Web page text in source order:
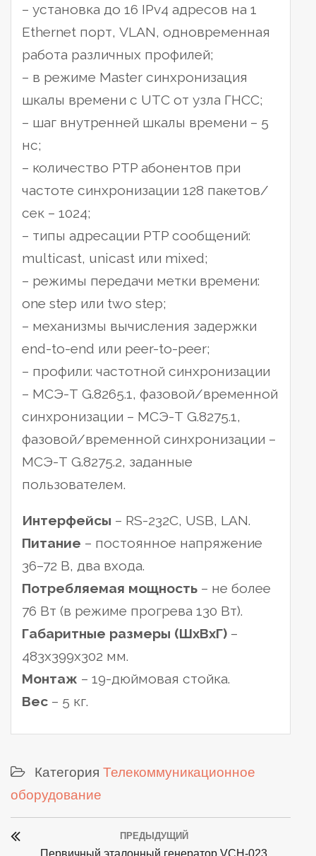
– установка до 16 IPv4 адресов на 1
Ethernet порт, VLAN, одновременная
работа различных профилей;
– в режиме Master синхронизация
шкалы времени с UTC от узла ГНСС;
– шаг внутренней шкалы времени – 5
нс;
– количество PTP абонентов при
частоте синхронизации 128 пакетов/
сек – 1024;
– типы адресации PTP сообщений:
multicast, unicast или mixed;
– режимы передачи метки времени:
one step или two step;
– механизмы вычисления задержки
end-to-end или peer-to-peer;
– профили: частотной синхронизации
– МСЭ-Т G.8265.1, фазовой/временной
синхронизации – МСЭ-Т G.8275.1,
фазовой/временной синхронизации –
МСЭ-Т G.8275.2, заданные
пользователем.
Интерфейсы – RS-232C, USB, LAN.
Питание – постоянное напряжение
36–72 В, два входа.
Потребляемая мощность – не более
76 Вт (в режиме прогрева 130 Вт).
Габаритные размеры (ШxВхГ) –
483х399х302 мм.
Монтаж – 19-дюймовая стойка.
Вес – 5 кг.
Категория Телекоммуникационное
оборудование
navigation
ПРЕДЫДУЩИЙ
Previous